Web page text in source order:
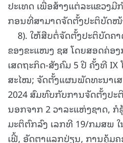
ປະເທດ ເພື່ອສ້າງແຕ່ລະແຂວງມີ
ກອນທີ່ສາມາດຈັດຕັ້ງປະຕິບັດໜ້
8). ໃຫ້ສືບຕໍ່ຈັດຕັ້ງປະຕິບັດຄ
ຂອງຂະແໜງ ຊສ ໂດຍສອດຄ່ອ
ເສດຖະກິດ-ສັງຄົມ 5 ປີ ຄັ້ງທີ IX
ສະໄໝ; ຈັດຕັ້ງແຜນພັດທະນາເ
2024 ສົມທົບກັບການຈັດຕັ້ງປະ
ນອກຈາກ 2 ວາລະແຫ່ງຊາດ, ກໍ
ມະຕິຕົກລົງ ເລກທີ 19/ກມສພ
ເຟີ້, ອັດຕາແລກປ່ຽນ, ການຄຸ້ມ